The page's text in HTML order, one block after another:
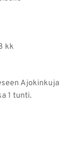
kk
Ajokinkuja
1 tunti.